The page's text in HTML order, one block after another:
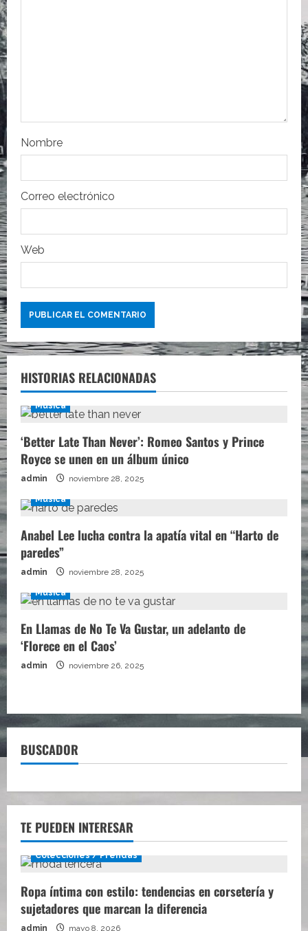
r
a
d
a
s
Nombre
Correo electrónico
Web
HISTORIAS RELACIONADAS
Música
‘Better Late Than Never’: Romeo Santos y Prince
Royce se unen en un álbum único
admin noviembre 28, 2025
Música
Anabel Lee lucha contra la apatía vital en “Harto de
paredes”
admin noviembre 28, 2025
Música
En Llamas de No Te Va Gustar, un adelanto de
‘Florece en el Caos’
admin noviembre 26, 2025
BUSCADOR
TE PUEDEN INTERESAR
Colecciones / Prendas
Ropa íntima con estilo: tendencias en corsetería y
sujetadores que marcan la diferencia
admin mayo 8, 2026